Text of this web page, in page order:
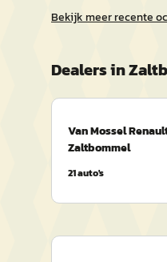
Bekijk meer recente
Dealers in
Van Mossel
Zaltbommel
21auto's